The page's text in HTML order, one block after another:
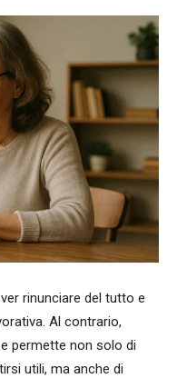
rinunciare del tutto e
Al contrario,
permette non solo di
utili, ma anche di